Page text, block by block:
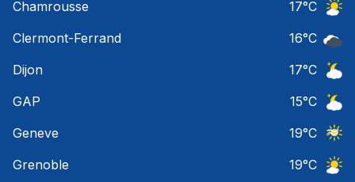
Chamrousse
17°C
Clermont-Ferrand
16°C
Dijon
17°C
GAP
15°C
Geneve
19°C
Grenoble
19°C